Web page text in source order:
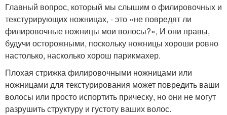
Главный вопрос, который мы слышим о филировочных и
текстурирующих ножницах, - это «не повредят ли
филировочные ножницы мои волосы?», И они правы,
будучи осторожными, поскольку ножницы хороши ровно
настолько, насколько хорош парикмахер.
Плохая стрижка филировочными ножницами или
ножницами для текстурирования может повредить ваши
волосы или просто испортить прическу, но они не могут
разрушить структуру и густоту ваших волос.